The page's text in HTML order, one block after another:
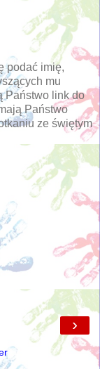
podać imię,
mu
Państwo link do
Państwo
ze świętym
›